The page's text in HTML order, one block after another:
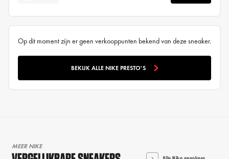
Op dit moment zijn er geen verkooppunten bekend van deze sneaker.
BEKIJK ALLE NIKE PRESTO'S
MEER NIKE